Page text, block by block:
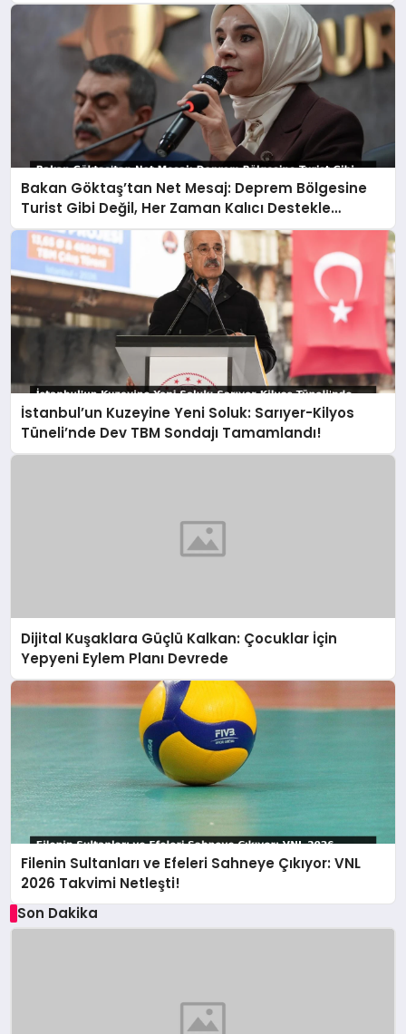
Bakan Göktaş’tan Net Mesaj: Deprem Bölgesine
Turist Gibi Değil, Her Zaman Kalıcı Destekle
Gidiyoruz!
İstanbul’un Kuzeyine Yeni Soluk: Sarıyer-Kilyos
Tüneli’nde Dev TBM Sondajı Tamamlandı!
Dijital Kuşaklara Güçlü Kalkan: Çocuklar İçin
Yepyeni Eylem Planı Devrede
Filenin Sultanları ve Efeleri Sahneye Çıkıyor: VNL
2026 Takvimi Netleşti!
Son Dakika